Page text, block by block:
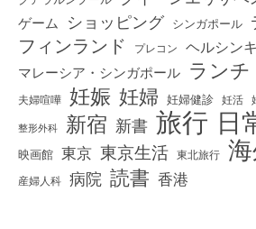
ゲーム
ショッピング シンガポール
フィンランド プレコン ヘルシンキ
マレーシア・シンガポール ランチ
夫婦喧嘩 妊娠 妊婦 妊婦健診 妊活
整形外科 新宿 新書 旅行 日
映画館 東京 東京生活 東北旅行
産婦人科 病院 読書 香港